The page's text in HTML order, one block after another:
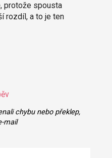
protože spousta
rozdíl, a to je ten
chybu nebo překlep,
mail